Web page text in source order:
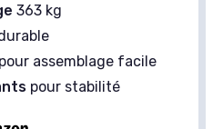
363 kg
pour assemblage facile
pour stabilité